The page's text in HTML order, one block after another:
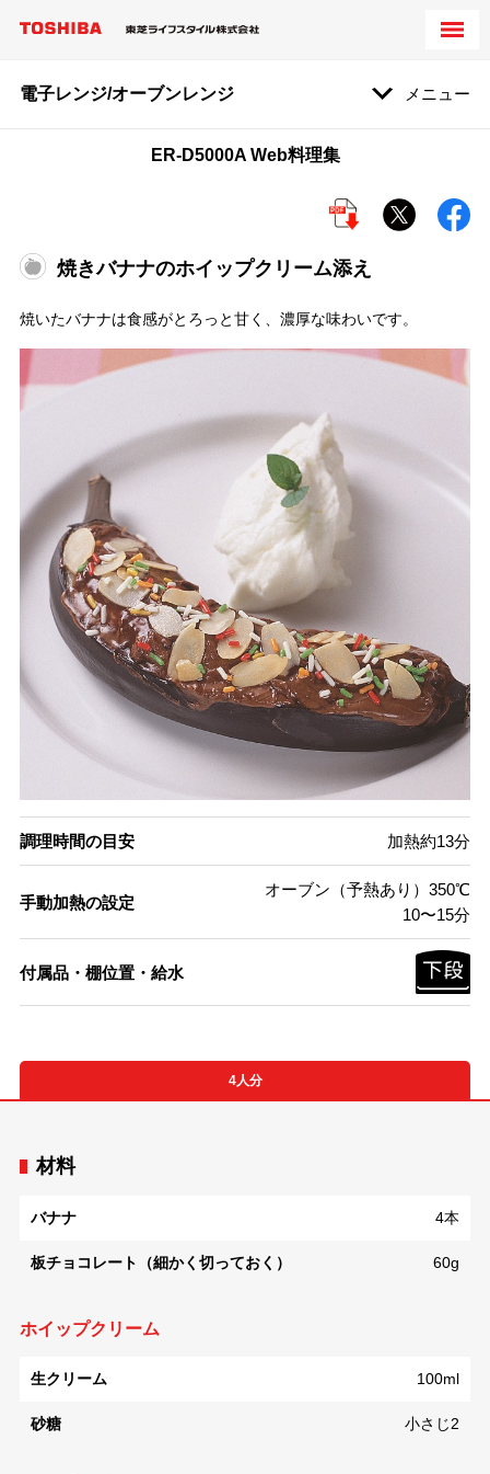
電子レンジ/オーブンレンジ メニュー
ER-D5000A Web料理集
焼きバナナのホイップクリーム添え
焼いたバナナは食感がとろっと甘く、濃厚な味わいです。
調理時間の目安 加熱約13分
手動加熱の設定
オーブン（予熱あり）350℃
10〜15分
付属品・棚位置・給水
4人分
材料
バナナ 4本
板チョコレート（細かく切っておく） 60g
ホイップクリーム
生クリーム 100ml
砂糖 小さじ2